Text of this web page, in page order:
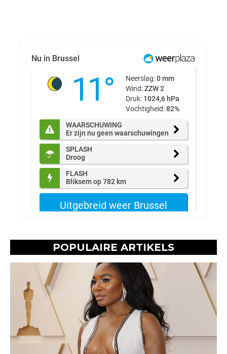
POPULAIRE ARTIKELS